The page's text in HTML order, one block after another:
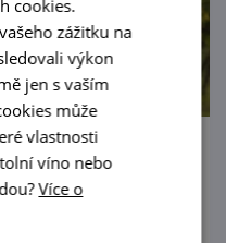
v Ratiškovicích
cookies.
zážitku na
výkon
jen s vaším
může
vlastnosti
víno nebo
Více o